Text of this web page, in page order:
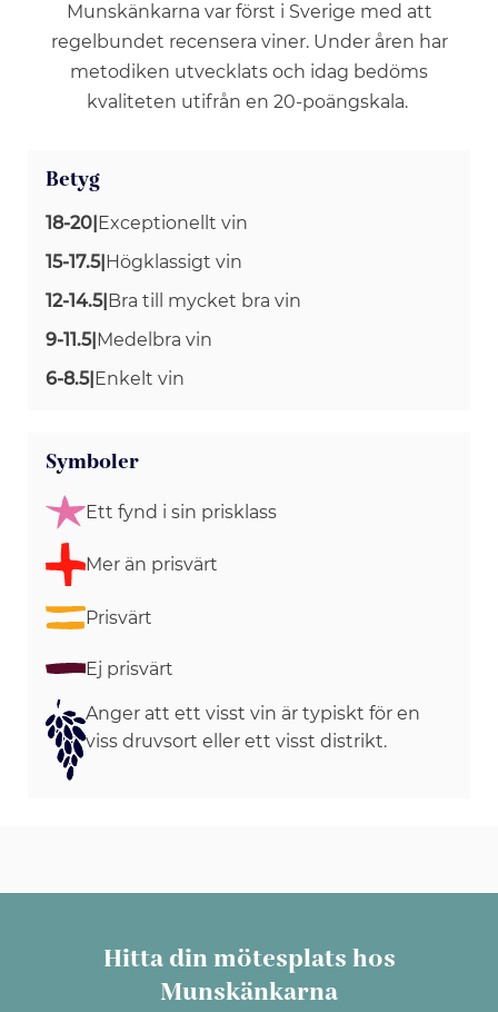
Munskänkarna var först i Sverige med att
regelbundet recensera viner. Under åren har
metodiken utvecklats och idag bedöms
kvaliteten utifrån en 20-poängskala.
Betyg
18-20 Exceptionellt vin
15-17.5| Högklassigt vin
12-14.5| Bra till mycket bra vin
9-11.5| Medelbra vin
6-8.5| Enkelt vin
Symboler
Ett fynd i sin prisklass
Mer än prisvärt
Prisvärt
Ej prisvärt
Anger att ett visst vin är typiskt för en
viss druvsort eller ett visst distrikt.
Hitta din mötesplats hos
Munskänkarna